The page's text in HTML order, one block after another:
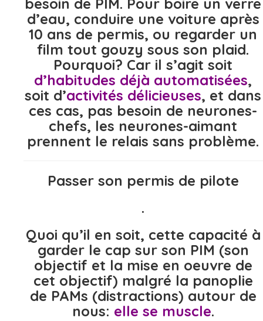
besoin de PIM. Pour boire un verre
d’eau, conduire une voiture après
10 ans de permis, ou regarder un
film tout gouzy sous son plaid.
Pourquoi? Car il s’agit soit
d’habitudes déjà automatisées,
soit d’activités délicieuses, et dans
ces cas, pas besoin de neurones-
chefs, les neurones-aimant
prennent le relais sans problème.
Passer son permis de pilote
.
Quoi qu’il en soit, cette capacité à
garder le cap sur son PIM (son
objectif et la mise en oeuvre de
cet objectif) malgré la panoplie
de PAMs (distractions) autour de
nous: elle se muscle.